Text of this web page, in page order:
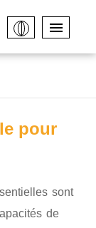
pour
sont
de